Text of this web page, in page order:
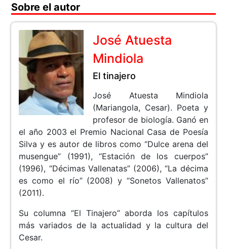
Sobre el autor
José Atuesta
Mindiola
El tinajero
José Atuesta Mindiola
(Mariangola, Cesar). Poeta y
profesor de biología. Ganó en
el año 2003 el Premio Nacional Casa de Poesía
Silva y es autor de libros como “Dulce arena del
musengue” (1991), “Estación de los cuerpos”
(1996), “Décimas Vallenatas” (2006), “La décima
es como el río” (2008) y “Sonetos Vallenatos”
(2011).
Su columna “El Tinajero” aborda los capítulos
más variados de la actualidad y la cultura del
Cesar.